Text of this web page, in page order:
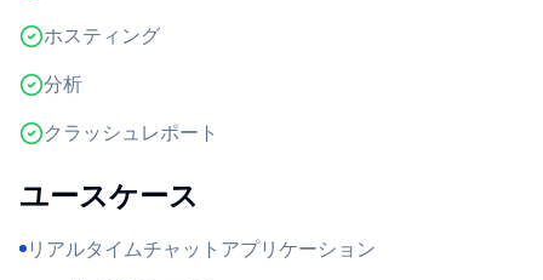
ホスティング
分析
クラッシュレポート
ユースケース
リアルタイムチャットアプリケーション